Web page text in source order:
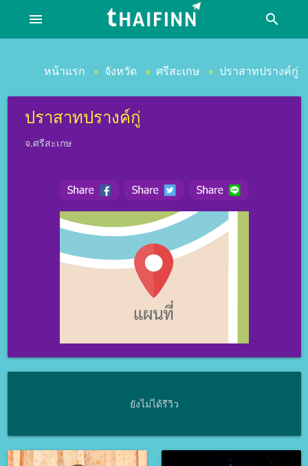
menu search
หน้าแรก » จังหวัด » ศรีสะเกษ » ปราสาทปรางค์กู่
ปราสาทปรางค์กู่
จ.ศรีสะเกษ
ยังไม่ได้รีวิว